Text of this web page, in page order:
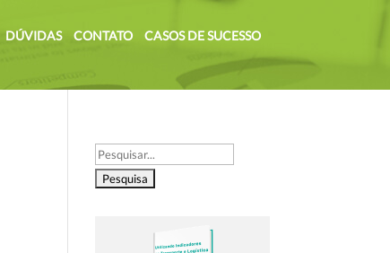
DÚVIDAS CONTATO CASOS DE SUCESSO
Pesquisar
por: